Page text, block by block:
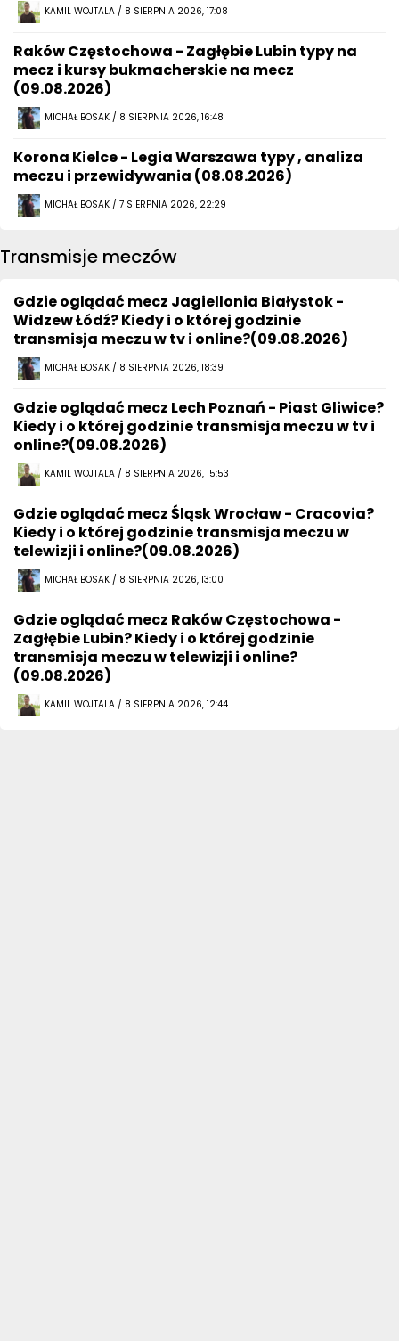
KAMIL WOJTALA / 8 SIERPNIA 2026, 17:08
Raków Częstochowa - Zagłębie Lubin typy na
mecz i kursy bukmacherskie na mecz
(09.08.2026)
MICHAŁ BOSAK / 8 SIERPNIA 2026, 16:48
Korona Kielce - Legia Warszawa typy , analiza
meczu i przewidywania (08.08.2026)
MICHAŁ BOSAK / 7 SIERPNIA 2026, 22:29
Transmisje meczów
Gdzie oglądać mecz Jagiellonia Białystok -
Widzew Łódź? Kiedy i o której godzinie
transmisja meczu w tv i online?(09.08.2026)
MICHAŁ BOSAK / 8 SIERPNIA 2026, 18:39
Gdzie oglądać mecz Lech Poznań - Piast Gliwice?
Kiedy i o której godzinie transmisja meczu w tv i
online?(09.08.2026)
KAMIL WOJTALA / 8 SIERPNIA 2026, 15:53
Gdzie oglądać mecz Śląsk Wrocław - Cracovia?
Kiedy i o której godzinie transmisja meczu w
telewizji i online?(09.08.2026)
MICHAŁ BOSAK / 8 SIERPNIA 2026, 13:00
Gdzie oglądać mecz Raków Częstochowa -
Zagłębie Lubin? Kiedy i o której godzinie
transmisja meczu w telewizji i online?
(09.08.2026)
KAMIL WOJTALA / 8 SIERPNIA 2026, 12:44